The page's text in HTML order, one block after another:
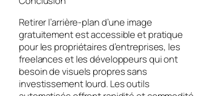
Retirer l’arrière-plan d’une image
gratuitement est accessible et pratique
pour les propriétaires d’entreprises, les
freelances et les développeurs qui ont
besoin de visuels propres sans
investissement lourd. Les outils